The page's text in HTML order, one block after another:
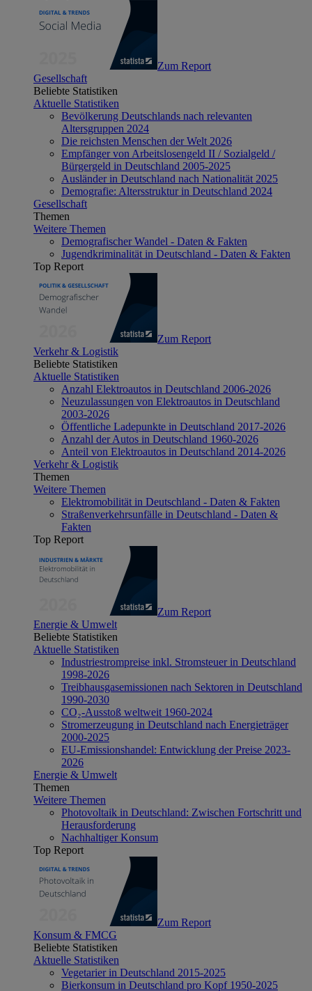
Zum Report
Gesellschaft
Beliebte Statistiken
Aktuelle Statistiken
Bevölkerung Deutschlands nach relevanten
Altersgruppen 2024
Die reichsten Menschen der Welt 2026
Empfänger von Arbeitslosengeld II / Sozialgeld /
Bürgergeld in Deutschland 2005-2025
Ausländer in Deutschland nach Nationalität 2025
Demografie: Altersstruktur in Deutschland 2024
Gesellschaft
Themen
Weitere Themen
Demografischer Wandel - Daten & Fakten
Jugendkriminalität in Deutschland - Daten & Fakten
Top Report
Zum Report
Verkehr & Logistik
Beliebte Statistiken
Aktuelle Statistiken
Anzahl Elektroautos in Deutschland 2006-2026
Neuzulassungen von Elektroautos in Deutschland
2003-2026
Öffentliche Ladepunkte in Deutschland 2017-2026
Anzahl der Autos in Deutschland 1960-2026
Anteil von Elektroautos in Deutschland 2014-2026
Verkehr & Logistik
Themen
Weitere Themen
Elektromobilität in Deutschland - Daten & Fakten
Straßenverkehrsunfälle in Deutschland - Daten &
Fakten
Top Report
Zum Report
Energie & Umwelt
Beliebte Statistiken
Aktuelle Statistiken
Industriestrompreise inkl. Stromsteuer in Deutschland
1998-2026
Treibhausgasemissionen nach Sektoren in Deutschland
1990-2030
CO₂-Ausstoß weltweit 1960-2024
Stromerzeugung in Deutschland nach Energieträger
2000-2025
EU-Emissionshandel: Entwicklung der Preise 2023-
2026
Energie & Umwelt
Themen
Weitere Themen
Photovoltaik in Deutschland: Zwischen Fortschritt und
Herausforderung
Nachhaltiger Konsum
Top Report
Zum Report
Konsum & FMCG
Beliebte Statistiken
Aktuelle Statistiken
Vegetarier in Deutschland 2015-2025
Bierkonsum in Deutschland pro Kopf 1950-2025